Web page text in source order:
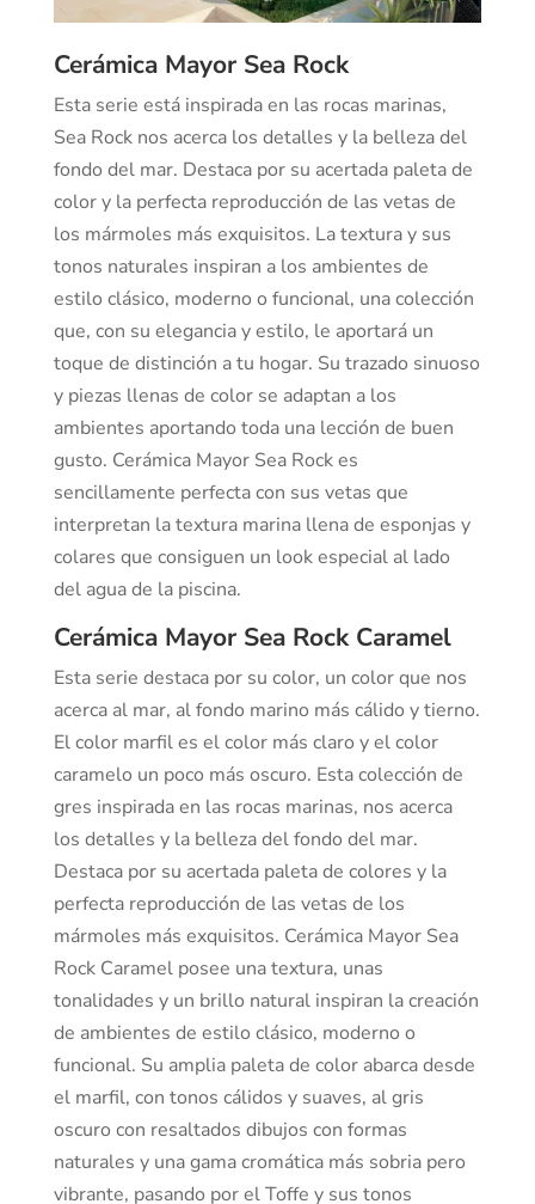
Cerámica Mayor Sea Rock
Esta serie está inspirada en las rocas marinas,
Sea Rock nos acerca los detalles y la belleza del
fondo del mar. Destaca por su acertada paleta de
color y la perfecta reproducción de las vetas de
los mármoles más exquisitos. La textura y sus
tonos naturales inspiran a los ambientes de
estilo clásico, moderno o funcional, una colección
que, con su elegancia y estilo, le aportará un
toque de distinción a tu hogar. Su trazado sinuoso
y piezas llenas de color se adaptan a los
ambientes aportando toda una lección de buen
gusto. Cerámica Mayor Sea Rock es
sencillamente perfecta con sus vetas que
interpretan la textura marina llena de esponjas y
colares que consiguen un look especial al lado
del agua de la piscina.
Cerámica Mayor Sea Rock Caramel
Esta serie destaca por su color, un color que nos
acerca al mar, al fondo marino más cálido y tierno.
El color marfil es el color más claro y el color
caramelo un poco más oscuro. Esta colección de
gres inspirada en las rocas marinas, nos acerca
los detalles y la belleza del fondo del mar.
Destaca por su acertada paleta de colores y la
perfecta reproducción de las vetas de los
mármoles más exquisitos. Cerámica Mayor Sea
Rock Caramel posee una textura, unas
tonalidades y un brillo natural inspiran la creación
de ambientes de estilo clásico, moderno o
funcional. Su amplia paleta de color abarca desde
el marfil, con tonos cálidos y suaves, al gris
oscuro con resaltados dibujos con formas
naturales y una gama cromática más sobria pero
vibrante, pasando por el Toffe y sus tonos